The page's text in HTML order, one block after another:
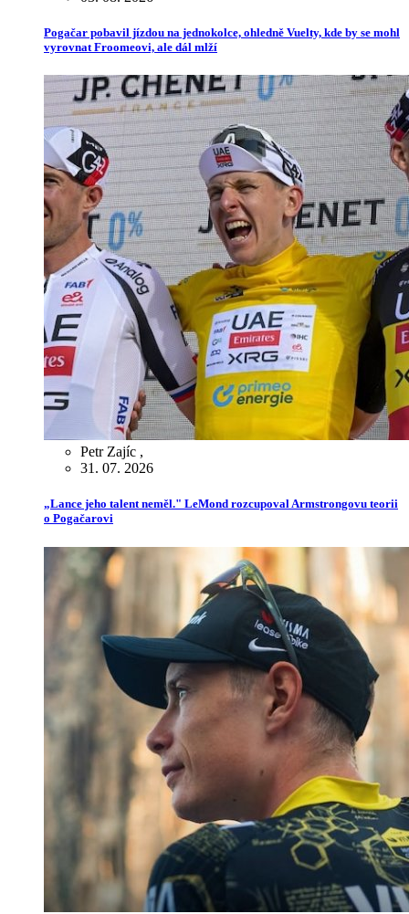
Pogačar pobavil jízdou na jednokolce, ohledně Vuelty, kde by se mohl
vyrovnat Froomeovi, ale dál mlží
Petr Zajíc ,
31. 07. 2026
„Lance jeho talent neměl." LeMond rozcupoval Armstrongovu teorii
o Pogačarovi